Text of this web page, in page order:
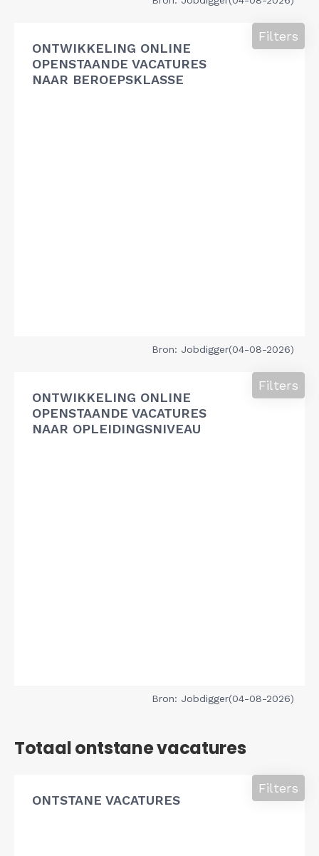
ONTWIKKELING ONLINE
OPENSTAANDE VACATURES
NAAR BEROEPSKLASSE
Filters
Bron: Jobdigger(04-08-2026)
ONTWIKKELING ONLINE
OPENSTAANDE VACATURES
NAAR OPLEIDINGSNIVEAU
Filters
Bron: Jobdigger(04-08-2026)
Totaal ontstane vacatures
ONTSTANE VACATURES
Filters